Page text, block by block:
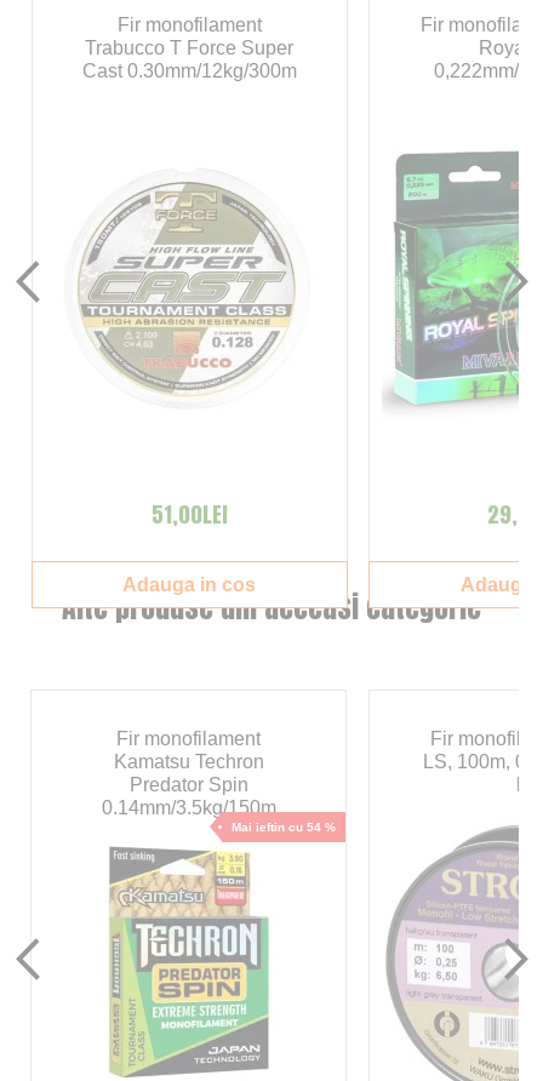
Alte produse din aceeasi categorie
Fir monofilament
Kamatsu Techron
Predator Spin
0.14mm/3.5kg/150m
Mai ieftin cu 54 %
Fir
LS, 100m,
Fir monofilament
Trabucco T Force Super
Cast 0.30mm/12kg/300m
51,00LEI
Adauga in cos
Fir
Royal
0,222mm/
Adauga